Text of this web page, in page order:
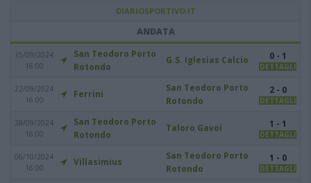
DIARIOSPORTIVO.IT
ANDATA
15/09/2024
16:00
San Teodoro Porto
Rotondo
G.S. Iglesias Calcio 0 - 1
DETTAGLI
22/09/2024
16:00
Ferrini
San Teodoro Porto
Rotondo
2 - 0
DETTAGLI
28/09/2024
16:00
San Teodoro Porto
Rotondo
Taloro Gavoi 1 - 1
DETTAGLI
06/10/2024
16:00
Villasimius
San Teodoro Porto
Rotondo
1 - 0
DETTAGLI